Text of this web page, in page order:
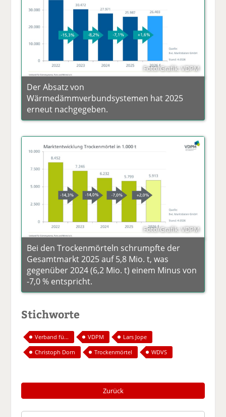
Foto/Grafik: VDPM
Der Absatz von
Wärmedämmverbundsystemen hat 2025
erneut nachgegeben.
Foto/Grafik: VDPM
Bei den Trockenmörteln schrumpfte der
Gesamtmarkt 2025 auf 5,8 Mio. t, was
gegenüber 2024 (6,2 Mio. t) einem Minus von
-7,0 % entspricht.
Stichworte
Verband fü... VDPM
Lars Jope
Christoph Dorn
Trockenmörtel WDVS
Zurück